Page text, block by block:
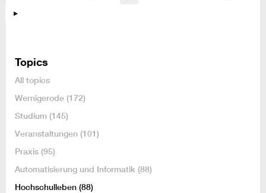
Topics
All topics
Wernigerode (172)
Studium (145)
Veranstaltungen (101)
Praxis (95)
Automatisierung und Informatik (88)
Hochschulleben (88)